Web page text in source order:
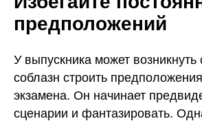
предположений
У выпускника может
соблазн строить
экзамена. Он начинает
сценарии и фантазировать.